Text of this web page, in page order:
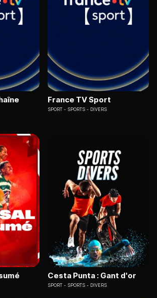
France TV Sport
SPORT SPORTS - DIVERS
Cesta Punta : Gant d'or
SPORT SPORTS - DIVERS